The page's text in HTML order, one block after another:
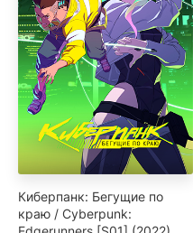
Киберпанк: Бегущие по
краю / Cyberpunk: